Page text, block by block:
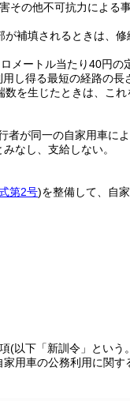
その他不可抗力による
補填されるときは、
メートル当たり40円の
し得る最短の経路の長
を生じたときは、これ
者が同一の自家用車に
なし、支給しない。
第2号)を整備して、自
(以下「新訓令」という
用車の公務利用に関